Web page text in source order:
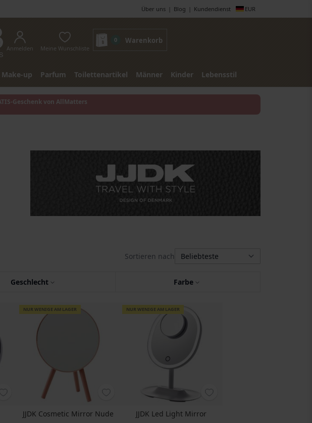
EUR
Über uns Blog Kundendienst
Anmelden Meine Wunschliste
0 Warenkorb
Make-up Parfum Toilettenartikel Männer Kinder Lebensstil
Geschenk von AllMatters
Sortieren nach
Geschlecht Farbe
NUR WENIGE AM LAGER
JJDK Cosmetic Mirror Nude
NUR WENIGE AM LAGER
JJDK Led Light Mirror